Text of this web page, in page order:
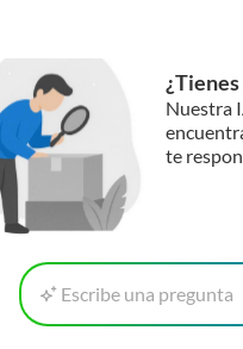
Nuestra
te
Escribe una pregunta